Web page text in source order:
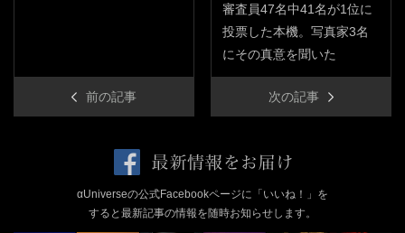
前の記事
審査員47名中41名が1位に
投票した本機。写真家3名
にその真意を聞いた
次の記事
αUniverseの公式Facebookページに「いいね！」を
すると最新記事の情報を随時お知らせします。